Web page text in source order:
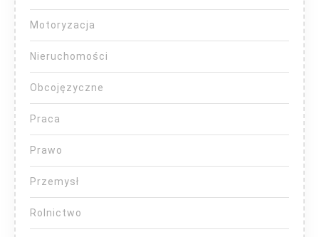
Motoryzacja
Nieruchomości
Obcojęzyczne
Praca
Prawo
Przemysł
Rolnictwo